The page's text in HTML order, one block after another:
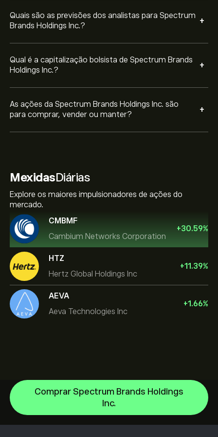
Quais são as previsões dos analistas para Spectrum
Brands Holdings Inc.?
+
Qual é a capitalização bolsista de Spectrum Brands
Holdings Inc.?
+
As ações da Spectrum Brands Holdings Inc. são
para comprar, vender ou manter?
+
MexidasDiárias
Explore os maiores impulsionadores de ações do
mercado.
CMBMF
Cambium Networks Corporation
+30.59%
HTZ
Hertz Global Holdings Inc
+11.39%
AEVA
Aeva Technologies Inc
+1.66%
Comprar Spectrum Brands Holdings
Inc.
NVIDIA Corporation
Centro de ajuda